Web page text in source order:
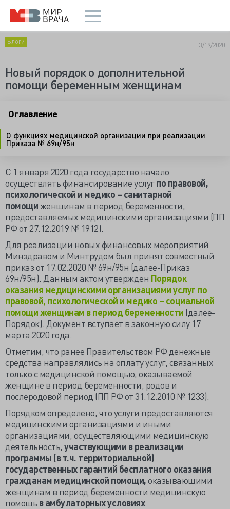
Блоги 3/19/2020
Новый порядок о дополнительной
помощи беременным женщинам
Оглавление
О функциях медицинской организации при реализации
Приказа № 69н/95н
С 1 января 2020 года государство начало
осуществлять финансирование услугпо правовой,
психологической и медико – санитарной
помощиженщинам в период беременности,
предоставляемых медицинскими организациями (ПП
РФ от 27.12.2019 № 1912).
Для реализации новых финансовых мероприятий
Минздравом и Минтрудом был принят совместный
приказ от 17.02.2020 № 69н/95н (далее-Приказ
69н/95н). Данным актом утвержден Порядок
оказания медицинскими организациями услуг по
правовой, психологической и медико – социальной
помощи женщинам в период беременности (далее-
Порядок). Документ вступает в законную силу 17
марта 2020 года.
Отметим, что ранее Правительством РФ денежные
средства направлялись на оплату услуг, связанных
только с медицинской помощью, оказываемой
женщине в период беременности, родов и
послеродовой период (ПП РФ от 31.12.2010 № 1233).
Порядком определено, что услуги предоставляются
медицинскими организациями и иными
организациями, осуществляющими медицинскую
деятельность, участвующими в реализации
программы (в т.ч. территориальной)
государственных гарантий бесплатного оказания
гражданам медицинской помощи,оказывающими
женщинам в период беременности медицинскую
помощь в амбулаторных условиях.